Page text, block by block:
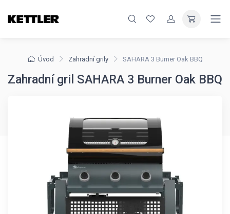
Úvod Zahradní grily SAHARA 3 Burner Oak BBQ
Zahradní gril SAHARA 3 Burner Oak BBQ